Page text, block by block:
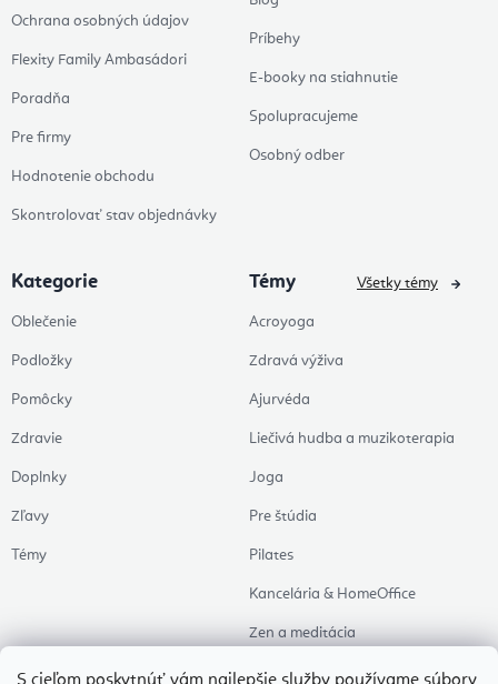
Ochrana osobných údajov
Flexity Family Ambasádori
Poradňa
Pre firmy
Hodnotenie obchodu
Skontrolovať stav objednávky
Príbehy
E-booky na stiahnutie
Spolupracujeme
Osobný odber
Kategorie
Oblečenie
Podložky
Pomôcky
Zdravie
Doplnky
Zľavy
Témy
Témy
Acroyoga
Zdravá výživa
Ajurvéda
Liečivá hudba a muzikoterapia
Joga
Pre štúdia
Pilates
Kancelária & HomeOffice
Zen a meditácia
Aromaterapia
Všetky témy